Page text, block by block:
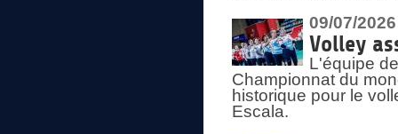
09/07/2026
Volley
L'équipe
Championnat du
historique pour le
Escala.